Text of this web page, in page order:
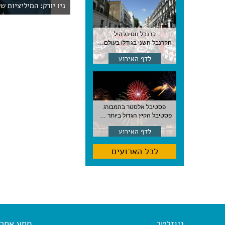
קרנבל נוטינג היל
הקרנבל השני בגודלו בעולם, עם מוזיקה, תהלוכות ותחפושות. לונדון
לדף האירוע
פסטיבל אלסטר בהמבורג
פסטיבל הקיץ הגדול ביותר בהמבורג, סוף אוגוסט, גרמניה
לדף האירוע
לכל הארועים
ניו יורק: המיליציות